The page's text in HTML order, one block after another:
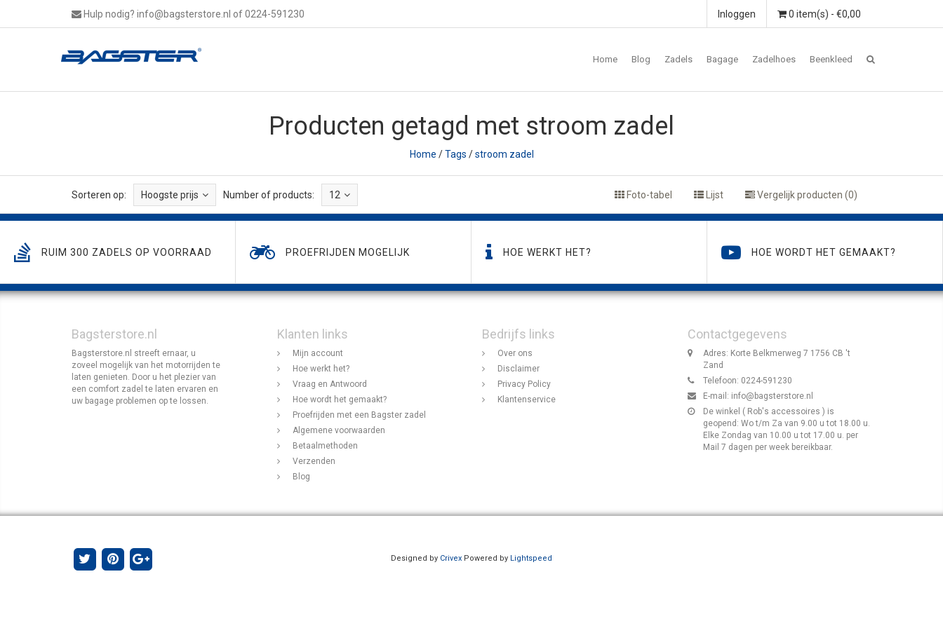
Hulp nodig? info@bagsterstore.nl of 0224-591230 0 item(s) - €0,00
Inloggen
Home Blog Zadels Bagage Zadelhoes Beenkleed
Producten getagd met stroom zadel
Home /Tags /stroom zadel
Sorteren op: Hoogste prijs Number of products: 12 Foto-tabel Lijst Vergelijk producten (0)
RUIM 300 ZADELS OP VOORRAAD PROEFRIJDEN MOGELIJK HOE WERKT HET? HOE WORDT HET GEMAAKT?
Bagsterstore.nl
Bagsterstore.nl streeft ernaar, u
zoveel mogelijk van het motorrijden te
laten genieten. Door u het plezier van
een comfort zadel te laten ervaren en
uw bagage problemen op te lossen.
Klanten links
Mijn account
Hoe werkt het?
Vraag en Antwoord
Hoe wordt het gemaakt?
Proefrijden met een Bagster zadel
Algemene voorwaarden
Betaalmethoden
Verzenden
Blog
Bedrijfs links
Over ons
Disclaimer
Privacy Policy
Klantenservice
Contactgegevens
Adres: Korte Belkmerweg 7 1756 CB 't
Zand
Telefoon: 0224-591230
E-mail: info@bagsterstore.nl
De winkel ( Rob's accessoires ) is
geopend: Wo t/m Za van 9.00 u tot 18.00 u.
Elke Zondag van 10.00 u tot 17.00 u. per
Mail 7 dagen per week bereikbaar.
Designed by Crivex Powered by Lightspeed